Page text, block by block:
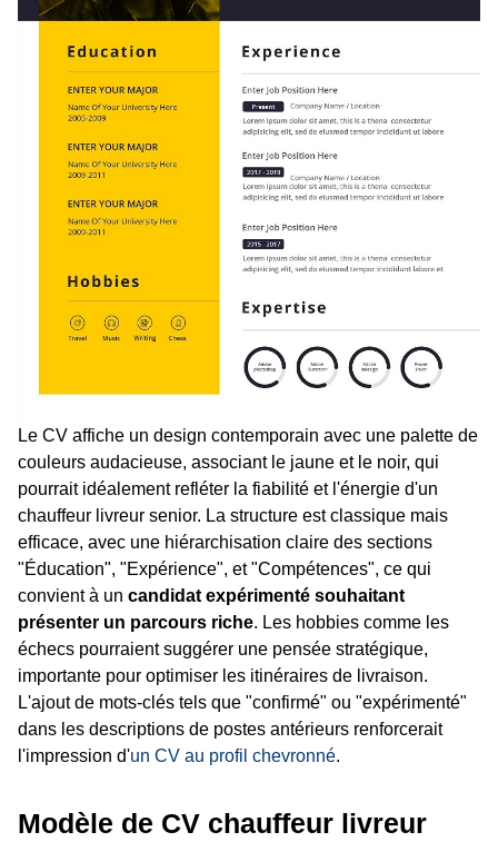
Le CV affiche un design contemporain avec une palette de
couleurs audacieuse, associant le jaune et le noir, qui
pourrait idéalement refléter la fiabilité et l'énergie d'un
chauffeur livreur senior. La structure est classique mais
efficace, avec une hiérarchisation claire des sections
"Éducation", "Expérience", et "Compétences", ce qui
convient à un candidat expérimenté souhaitant
présenter un parcours riche. Les hobbies comme les
échecs pourraient suggérer une pensée stratégique,
importante pour optimiser les itinéraires de livraison.
L'ajout de mots-clés tels que "confirmé" ou "expérimenté"
dans les descriptions de postes antérieurs renforcerait
l'impression d'un CV au profil chevronné.
Modèle de CV chauffeur livreur